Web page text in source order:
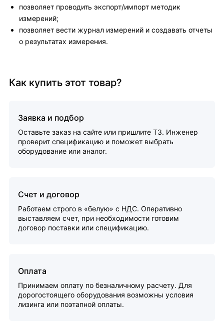
позволяет проводить экспорт/импорт методик
измерений;
позволяет вести журнал измерений и создавать отчеты
о результатах измерения.
Как купить этот товар?
Заявка и подбор
Оставьте заказ на сайте или пришлите ТЗ. Инженер
проверит спецификацию и поможет выбрать
оборудование или аналог.
Счет и договор
Работаем строго в «белую» с НДС. Оперативно
выставляем счет, при необходимости готовим
договор поставки или спецификацию.
Оплата
Принимаем оплату по безналичному расчету. Для
дорогостоящего оборудования возможны условия
лизинга или поэтапной оплаты.